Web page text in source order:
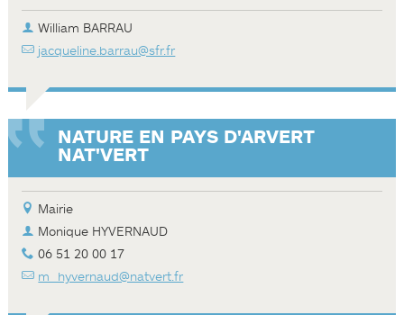
William BARRAU
jacqueline.barrau@sfr.fr
NATURE EN PAYS D'ARVERT
NAT'VERT
Mairie
Monique HYVERNAUD
06 51 20 00 17
m_hyvernaud@natvert.fr